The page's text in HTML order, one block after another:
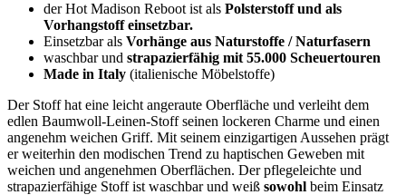
der Hot Madison Reboot ist als Polsterstoff und als
Vorhangstoff einsetzbar.
Einsetzbar als Vorhänge aus Naturstoffe / Naturfasern
waschbar und strapazierfähig mit 55.000 Scheuertouren
Made in Italy (italienische Möbelstoffe)
Der Stoff hat eine leicht angeraute Oberfläche und verleiht dem
edlen Baumwoll-Leinen-Stoff seinen lockeren Charme und einen
angenehm weichen Griff. Mit seinem einzigartigen Aussehen prägt
er weiterhin den modischen Trend zu haptischen Geweben mit
weichen und angenehmen Oberflächen. Der pflegeleichte und
strapazierfähige Stoff ist waschbar und weiß sowohl beim Einsatz